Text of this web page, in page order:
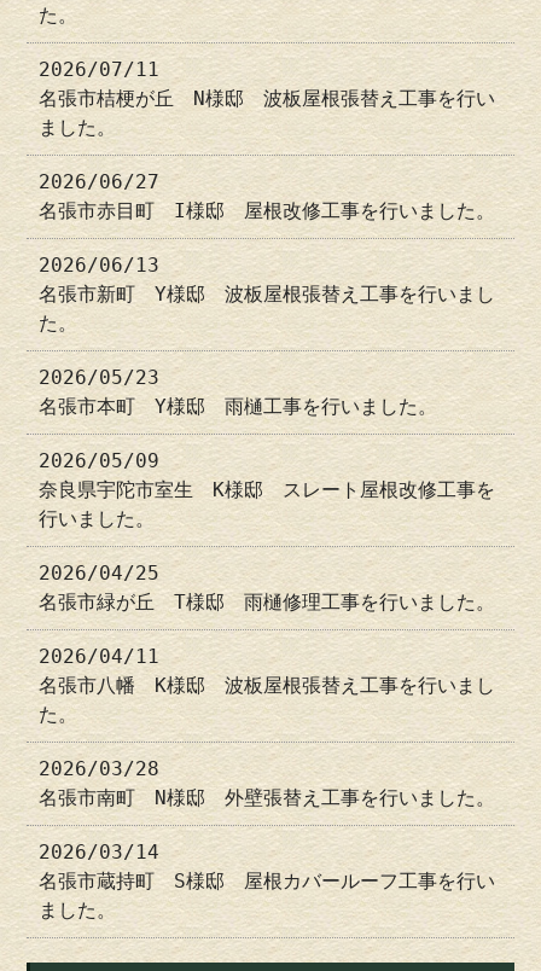
た。
2026/07/11
名張市桔梗が丘 N様邸 波板屋根張替え工事を行い
ました。
2026/06/27
名張市赤目町 I様邸 屋根改修工事を行いました。
2026/06/13
名張市新町 Y様邸 波板屋根張替え工事を行いまし
た。
2026/05/23
名張市本町 Y様邸 雨樋工事を行いました。
2026/05/09
奈良県宇陀市室生 K様邸 スレート屋根改修工事を
行いました。
2026/04/25
名張市緑が丘 T様邸 雨樋修理工事を行いました。
2026/04/11
名張市八幡 K様邸 波板屋根張替え工事を行いまし
た。
2026/03/28
名張市南町 N様邸 外壁張替え工事を行いました。
2026/03/14
名張市蔵持町 S様邸 屋根カバールーフ工事を行い
ました。